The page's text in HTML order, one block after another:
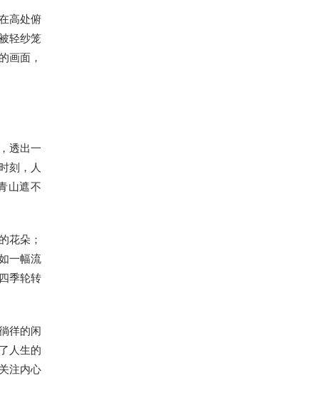
高处俯
轻纱笼
画面，
透出一
刻，人
山遮不
花朵；
一幅流
季轮转
徉的闲
人生的
注内心